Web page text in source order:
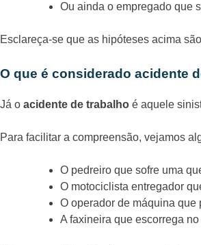
Ou ainda o empregado que
Esclareça-se que as hipóteses acima
O que é considerado acidente
Já o acidente de trabalho é aquele
Para facilitar a compreensão, vejamos
O pedreiro que sofre uma
O motociclista entregador
O operador de máquina
A faxineira que escorrega